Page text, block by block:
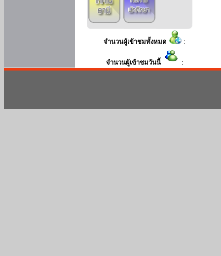
จำนวนผู้เข้าชมทั้งหมด :
จำนวนผู้เข้าชมวันนี้ :